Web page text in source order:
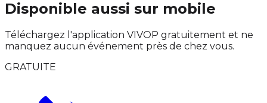
Disponible aussi sur mobile
Téléchargez l'application VIVOP gratuitement et ne
manquez aucun événement près de chez vous.
GRATUITE